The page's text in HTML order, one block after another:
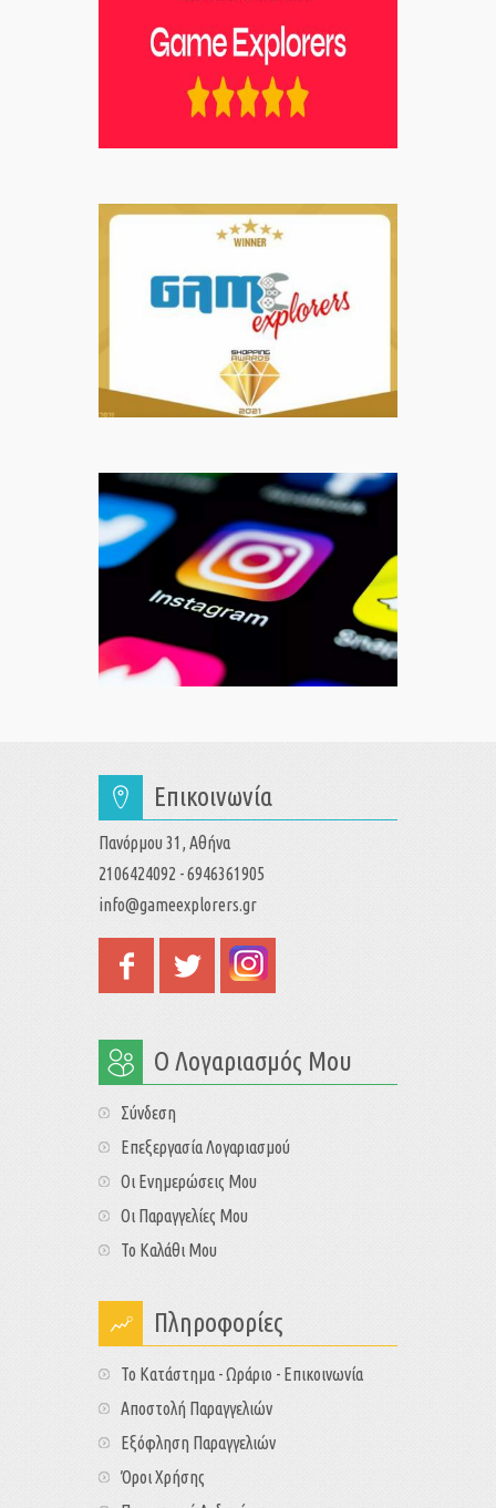
Επικοινωνία
Πανόρμου 31, Αθήνα
2106424092 - 6946361905
info@gameexplorers.gr
Ο Λογαριασμός Μου
Σύνδεση
Επεξεργασία Λογαριασμού
Οι Ενημερώσεις Μου
Οι Παραγγελίες Μου
Το Καλάθι Μου
Πληροφορίες
Το Κατάστημα - Ωράριο - Επικοινωνία
Αποστολή Παραγγελιών
Εξόφληση Παραγγελιών
Όροι Χρήσης